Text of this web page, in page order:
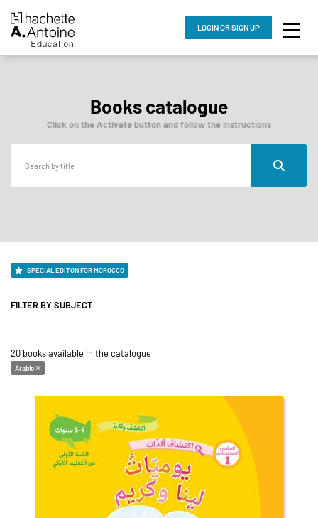
LOGINOR SIGN UP
Books catalogue
Click on the Activate button and follow the instructions
SPECIAL EDITON FOR MOROCCO
FILTER BY SUBJECT
20 books available in the catalogue
Arabic